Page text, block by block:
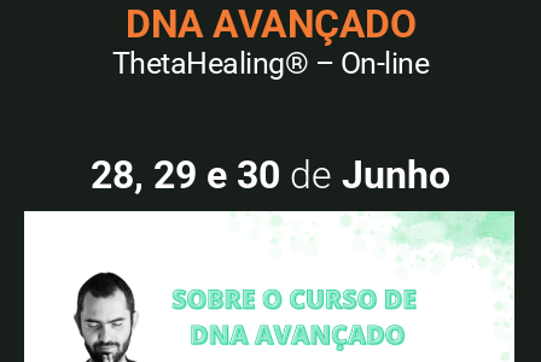
DNA AVANÇADO
ThetaHealing® – On-line
28, 29 e 30 de Junho